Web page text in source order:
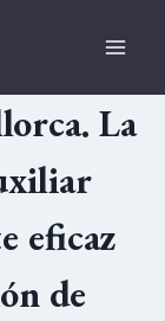
La
eficaz
de